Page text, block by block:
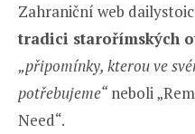
Zahraniční web
tradici starořímských
„připomínky, kterou ve
potřebujeme“neboli
Need“.